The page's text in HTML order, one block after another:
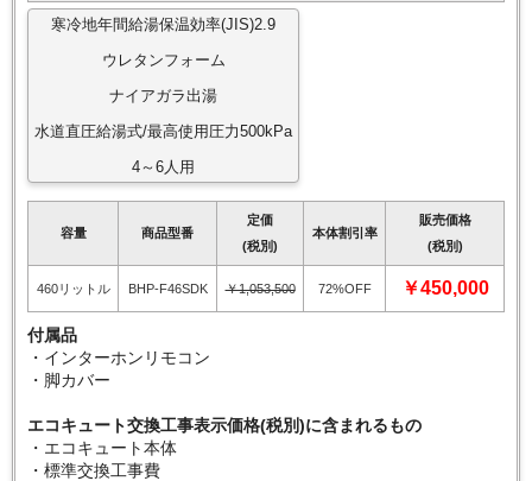
寒冷地年間給湯保温効率(JIS)2.9
ウレタンフォーム
ナイアガラ出湯
水道直圧給湯式/最高使用圧力500kPa
4～6人用
容量 商品型番
定価
(税別)
本体割引率
販売価格
(税別)
460リットル BHP-F46SDK ￥1,053,500 72%OFF ￥450,000
付属品
・インターホンリモコン
・脚カバー
エコキュート交換工事表示価格(税別)に含まれるもの
・エコキュート本体
・標準交換工事費